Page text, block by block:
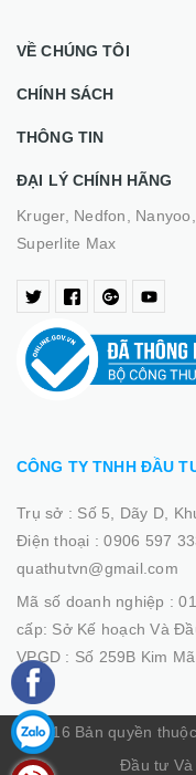
VỀ CHÚNG TÔI
CHÍNH SÁCH
THÔNG TIN
ĐẠI LÝ CHÍNH HÃNG
Kruger, Nedfon,
Superlite Max
CÔNG TY TNHH ĐẦU
Trụ sở : Số 5, Dãy D,
Điện thoại :0906 597
quathutvn@gmail.com
Mã số doanh nghiệp :
cấp: Sở Kế hoạch Và
VPGD : Số 259B Kim
© 2016 Bản quyền
Đầu tư Và